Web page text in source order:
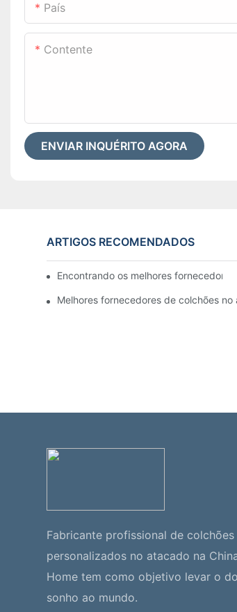
País
Contente
ENVIAR INQUÉRITO AGORA
ARTIGOS RECOMENDADOS
Encontrando os melhores
Melhores fornecedores de colchões
Fabricante profissional de colchões
personalizados no atacado na
Home tem como objetivo levar o
sonho ao mundo.